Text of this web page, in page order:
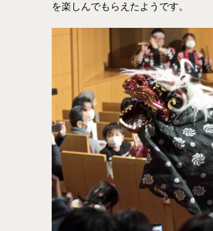
を楽しんでもらえたようです。